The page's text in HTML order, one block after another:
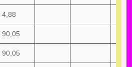
4,88
90,05
90,05